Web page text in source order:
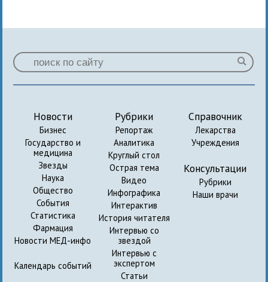
Новости
Бизнес
Государство и
медицина
Звезды
Наука
Общество
События
Статистика
Фармация
Новости МЕД-инфо
Календарь событий
Рубрики
Репортаж
Аналитика
Круглый стол
Острая тема
Видео
Инфографика
Интерактив
История читателя
Интервью со
звездой
Интервью с
экспертом
Статьи
Справочник
Лекарства
Учреждения
Консультации
Рубрики
Наши врачи